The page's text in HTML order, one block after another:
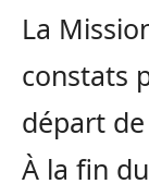
La
constats
départ
À la fin